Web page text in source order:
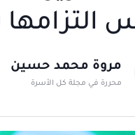
التزامها
مروة محمد حسين
محررة في مجلة كل الأسرة